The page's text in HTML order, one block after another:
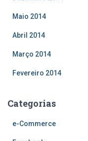
Maio 2014
Abril 2014
Março 2014
Fevereiro 2014
Categorias
e-Commerce